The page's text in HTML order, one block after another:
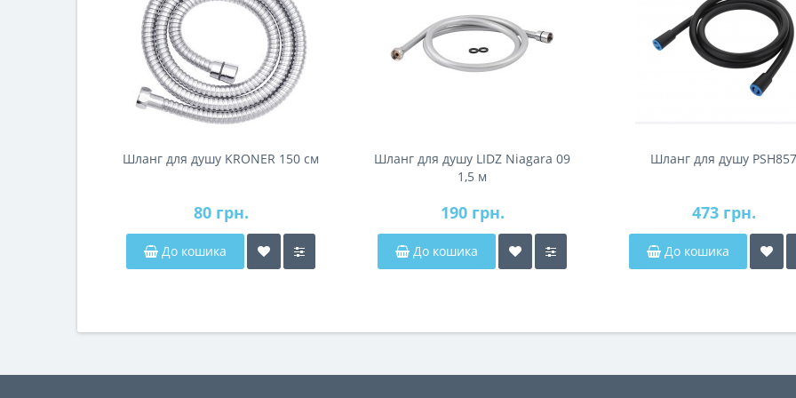
Шланг для душу KRONER 150 см
80 грн.
До кошика
Шланг для душу LIDZ Niagara 09
1,5 м
190 грн.
До кошика
Шланг для душу PSH857
473 грн.
До кошика